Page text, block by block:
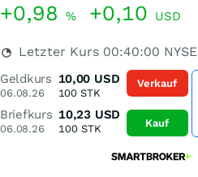
+0,98 % +0,10 USD
Letzter Kurs 00:40:00 NYSE
Geldkurs
06.08.26
10,00 USD
100 STK
Briefkurs
06.08.26
10,23 USD
100STK
Verkauf
Kauf